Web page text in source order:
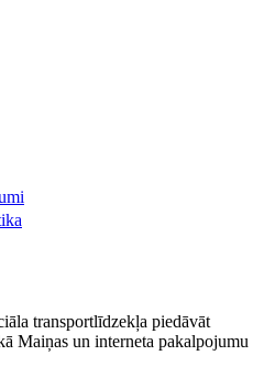
transportlīdzekļa piedāvāt
Maiņas un interneta pakalpojumu